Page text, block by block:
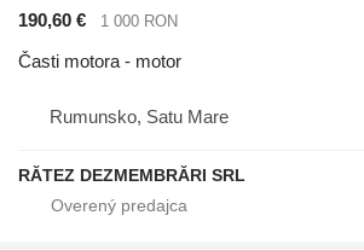
190,60 €
1 000 RON
Časti motora - motor
Rumunsko, Satu Mare
RĂTEZ DEZMEMBRĂRI SRL